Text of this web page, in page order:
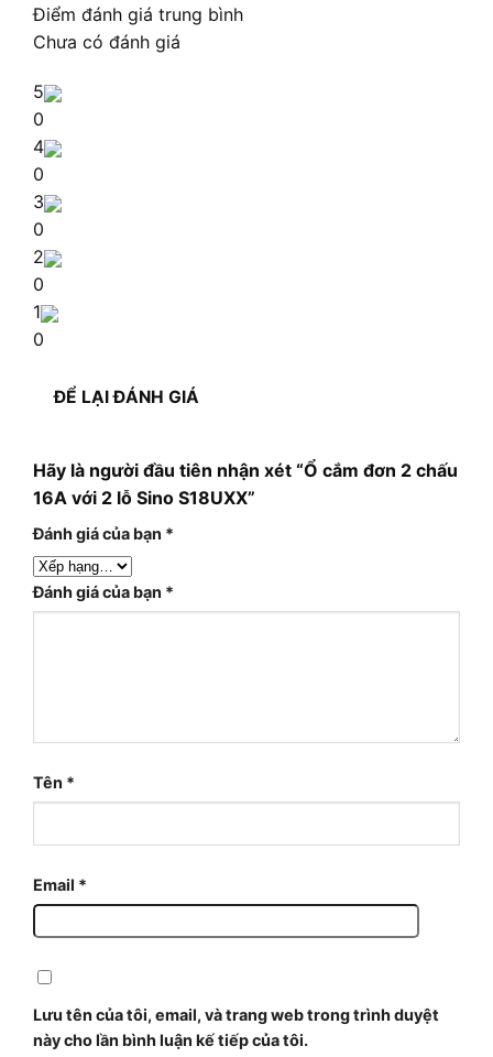
Điểm đánh giá trung bình
Chưa có đánh giá
5
0
4
0
3
0
2
0
1
0
ĐỂ LẠI ĐÁNH GIÁ
Hãy là người đầu tiên nhận xét “Ổ cắm đơn 2 chấu
16A với 2 lỗ Sino S18UXX”
Đánh giá của bạn *
Đánh giá của bạn *
Tên *
Email *
Lưu tên của tôi, email, và trang web trong trình duyệt
này cho lần bình luận kế tiếp của tôi.